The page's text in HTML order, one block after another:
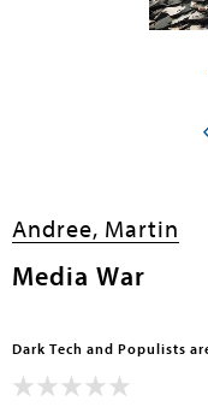
Andree, Martin
Media War
Dark Tech and Populists